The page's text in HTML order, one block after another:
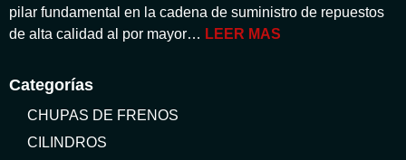
pilar fundamental en la cadena de suministro de repuestos
de alta calidad al por mayor… LEER MAS
Categorías
CHUPAS DE FRENOS
CILINDROS